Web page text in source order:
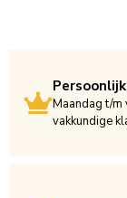
Maandag t/
vakkundige